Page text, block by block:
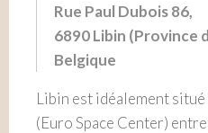
Rue Paul Dubois 86,
6890 Libin (Province
Belgique
Libin est idéalement
(Euro Space Center)